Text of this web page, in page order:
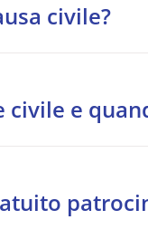
civile?
civile e